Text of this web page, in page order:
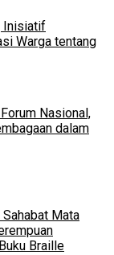
Inisiatif
Warga tentang
Nasional,
dalam
Sahabat Mata
Braille